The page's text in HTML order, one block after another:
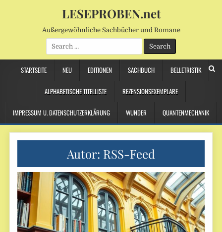
LESEPROBEN.net
Außergewöhnliche Sachbücher und Romane
Search
for:
STARTSEITE NEU EDITIONEN SACHBUCH BELLETRISTIK
ALPHABETISCHE TITELLISTE REZENSIONSEXEMPLARE
IMPRESSUM U. DATENSCHUTZERKLÄRUNG WUNDER QUANTENMECHANIK
Autor: RSS-Feed